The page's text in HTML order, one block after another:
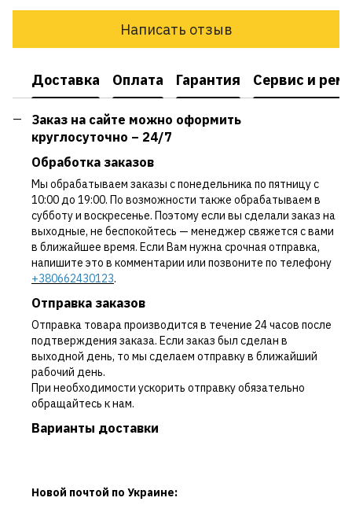
Написать отзыв
Доставка Оплата Гарантия Сервис и
Заказ на сайте можно оформить
круглосуточно – 24/7
Обработка заказов
Мы обрабатываем заказы с понедельника по пятницу с
10:00 до 19:00. По возможности также обрабатываем в
субботу и воскресенье. Поэтому если вы сделали заказ на
выходные, не беспокойтесь — менеджер свяжется с вами
в ближайшее время. Если Вам нужна срочная отправка,
напишите это в комментарии или позвоните по телефону
+380662430123.
Отправка заказов
Отправка товара производится в течение 24 часов после
подтверждения заказа. Если заказ был сделан в
выходной день, то мы сделаем отправку в ближайший
рабочий день.
При необходимости ускорить отправку обязательно
обращайтесь к нам.
Варианты доставки
Новой почтой по Украине: